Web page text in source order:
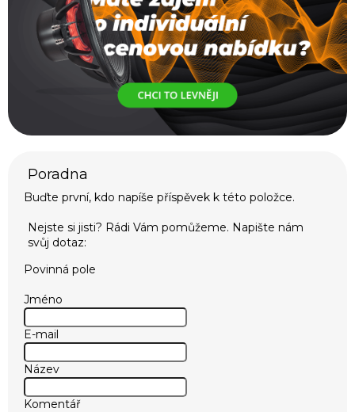
Buďte první, kdo napíše příspěvek k této položce.
Povinná pole
Jméno
E-mail
Název
Komentář